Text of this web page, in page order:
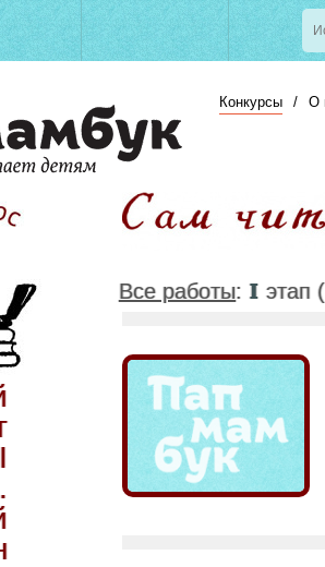
Конкурсы / О
Все работы: I этап